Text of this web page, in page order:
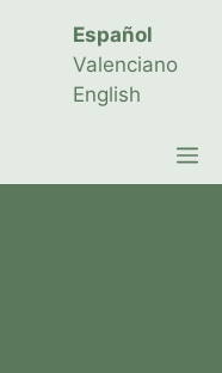
Español
Valenciano
English